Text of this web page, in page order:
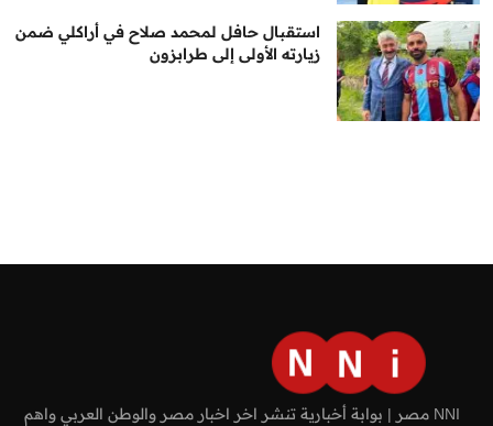
استقبال حافل لمحمد صلاح في أراكلي ضمن
زيارته الأولى إلى طرابزون
NNI مصر | بوابة أخبارية تنشر اخر اخبار مصر والوطن العربي واهم